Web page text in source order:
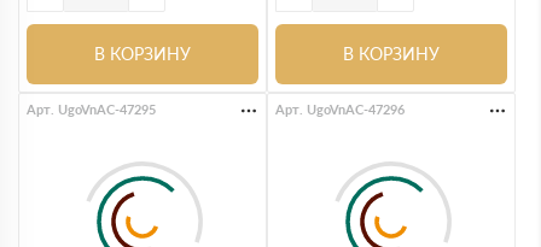
В КОРЗИНУ В КОРЗИНУ
Арт. UgoVnAC-47295 Арт. UgoVnAC-47296